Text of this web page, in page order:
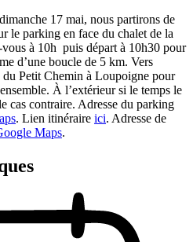
17 mai, nous partirons de
le parking en face du chalet de la
à 10h puis départ à 10h30 pour
d’une boucle de 5 km. Vers
du Petit Chemin à Loupoigne pour
À l’extérieur si le temps le
cas contraire. Adresse du parking
. Lien itinéraire ici. Adresse de
Maps.